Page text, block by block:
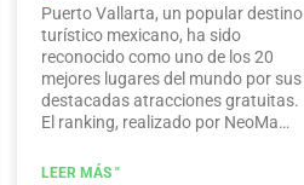
Puerto Vallarta, un popular destino
turístico mexicano, ha sido
reconocido como uno de los 20
mejores lugares del mundo por sus
destacadas atracciones gratuitas.
El ranking, realizado por NeoMam
CashNetUSA, ubica a Puerto
LEER MÁS "